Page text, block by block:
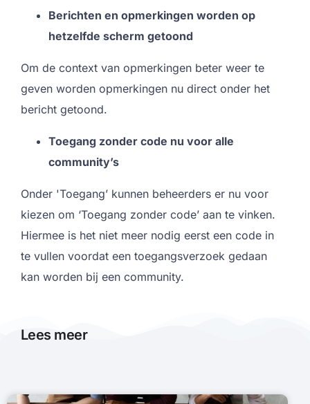
Berichten en opmerkingen worden op
hetzelfde scherm getoond
Om de context van opmerkingen beter weer te
geven worden opmerkingen nu direct onder het
bericht getoond.
Toegang zonder code nu voor alle
community’s
Onder 'Toegang’ kunnen beheerders er nu voor
kiezen om ‘Toegang zonder code’ aan te vinken.
Hiermee is het niet meer nodig eerst een code in
te vullen voordat een toegangsverzoek gedaan
kan worden bij een community.
Lees meer